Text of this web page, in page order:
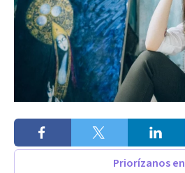
Priorízanos en